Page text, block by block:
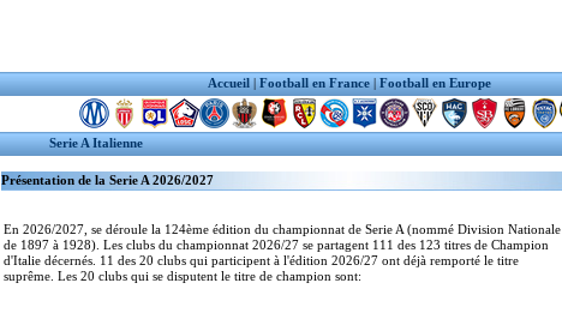
Accueil | Football en France | Football en Europe
Serie A Italienne
Présentation de la Serie A 2026/2027
En 2026/2027, se déroule la 124ème édition du championnat de Serie A (nommé Division Nationale
de 1897 à 1928). Les clubs du championnat 2026/27 se partagent 111 des 123 titres de Champion
d'Italie décernés. 11 des 20 clubs qui participent à l'édition 2026/27 ont déjà remporté le titre
suprême. Les 20 clubs qui se disputent le titre de champion sont: